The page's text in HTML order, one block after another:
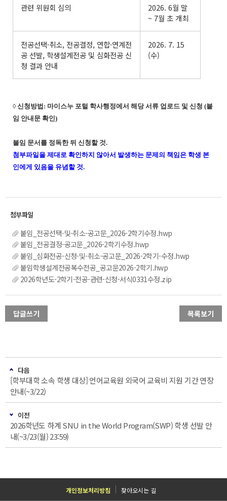
관련 위원회 심의
2026. 6월 말
~ 7월 초 개최
전공선택·취소, 전공결정, 연합·연계전
공 선발, 학생설계전공 및 심화전공 신
청 결과 안내
2026. 7. 15
(수)
◊ 신청방법: 마이스누 포털 학사행정에서 해당 서류 업로드 및 신청 (붙
임 안내문 확인)
붙임 문서를 정독한 뒤 신청할 것.
첨부파일을 제대로 확인하지 않아서 발생하는 문제의 책임은 학생 본
인에게 있음을 유념할 것.
붙임_전공선택-및-취소-공고문_2026-2학기수정.hwp
붙임_전공결정-공고문_2026-2학기수정.hwp
붙임_심화전공-신청-및-취소-공고문_2026-2학기-수정.hwp
붙임학생설계전공복수전공_공고문2026-2학기.hwp
2026학년도-2학기-전공-관련-신청-서식0331수정.zip
답글쓰기 목록보기
다음
[학부대학 소속 학생 대상] 언어교육원 외국어 교육비 지원 기간 연장
안내(~3/22)
이전
2026학년도 하계 SNU in the World Program(SWP) 학생 선발 안
내(~3/23(월) 23:59)
개인정보처리방침 찾아오시는 길